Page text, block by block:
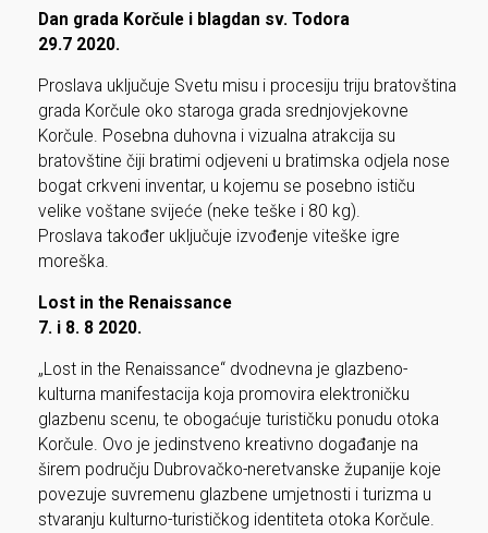
Dan grada Korčule i blagdan sv. Todora
29.7 2020.
Proslava uključuje Svetu misu i procesiju triju bratovština
grada Korčule oko staroga grada srednjovjekovne
Korčule. Posebna duhovna i vizualna atrakcija su
bratovštine čiji bratimi odjeveni u bratimska odjela nose
bogat crkveni inventar, u kojemu se posebno ističu
velike voštane svijeće (neke teške i 80 kg).
Proslava također uključuje izvođenje viteške igre
moreška.
Lost in the Renaissance
7. i 8. 8 2020.
„Lost in the Renaissance“ dvodnevna je glazbeno-
kulturna manifestacija koja promovira elektroničku
glazbenu scenu, te obogaćuje turističku ponudu otoka
Korčule. Ovo je jedinstveno kreativno događanje na
širem području Dubrovačko-neretvanske županije koje
povezuje suvremenu glazbene umjetnosti i turizma u
stvaranju kulturno-turističkog identiteta otoka Korčule.